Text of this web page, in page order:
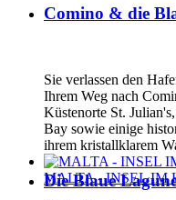
MALTA - INSEL IM
Comino & die
Sie verlassen den
Ihrem Weg nach
Küstenorte St.
Bay sowie einige
ihrem kristallklarem
Die Blaue